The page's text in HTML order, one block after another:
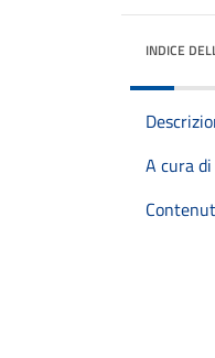
INDICE
A cura di